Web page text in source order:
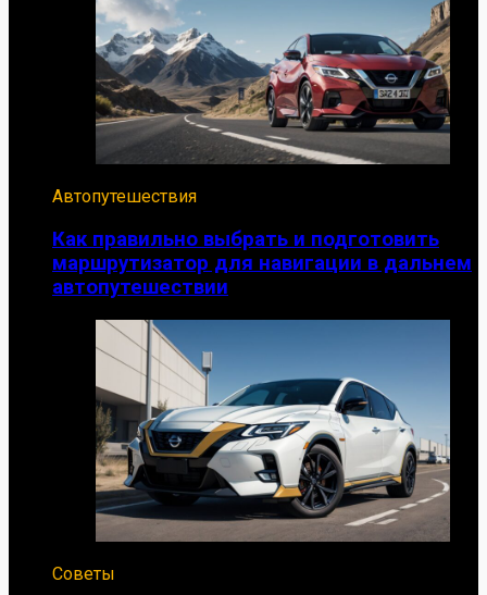
Автопутешествия
Как правильно выбрать и подготовить
маршрутизатор для навигации в дальнем
автопутешествии
Советы